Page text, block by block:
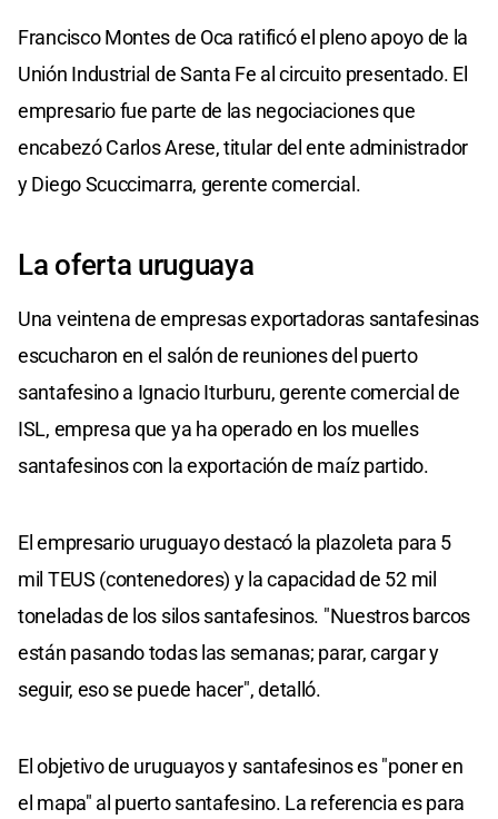
Francisco Montes de Oca ratificó el pleno apoyo de la
Unión Industrial de Santa Fe al circuito presentado. El
empresario fue parte de las negociaciones que
encabezó Carlos Arese, titular del ente administrador
y Diego Scuccimarra, gerente comercial.
La oferta uruguaya
Una veintena de empresas exportadoras santafesinas
escucharon en el salón de reuniones del puerto
santafesino a Ignacio Iturburu, gerente comercial de
ISL, empresa que ya ha operado en los muelles
santafesinos con la exportación de maíz partido.
El empresario uruguayo destacó la plazoleta para 5
mil TEUS (contenedores) y la capacidad de 52 mil
toneladas de los silos santafesinos. "Nuestros barcos
están pasando todas las semanas; parar, cargar y
seguir, eso se puede hacer", detalló.
El objetivo de uruguayos y santafesinos es "poner en
el mapa" al puerto santafesino. La referencia es para